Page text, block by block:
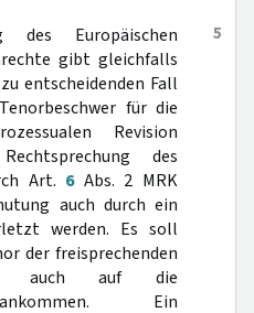
5
des Europäischen
gibt gleichfalls
entscheidenden Fall
für die
Revision
des
Art. 6Abs. 2 MRK
auch durch ein
werden. Es soll
der freisprechenden
auch auf die
Ein